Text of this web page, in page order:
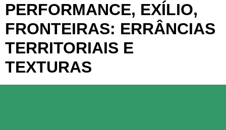
PERFORMANCE, EXÍLIO,
FRONTEIRAS: ERRÂNCIAS
TERRITORIAIS E
TEXTURAS